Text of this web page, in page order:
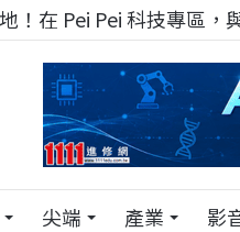
！在 Pei Pei 科技專區，
尖端 產業 影